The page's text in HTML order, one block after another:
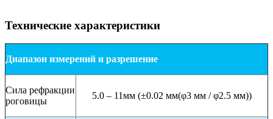
Технические характеристики
Диапазон измерений и разрешение
Сила рефракции
роговицы
5.0 – 11мм (±0.02 мм(φ3 мм / φ2.5 мм))